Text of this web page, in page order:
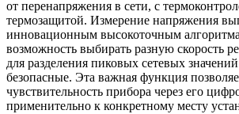
от перенапряжения в сети, с
термозащитой. Измерение напряжения
инновационным высокоточным
возможность выбирать разную скорость
для разделения пиковых сетевых
безопасные. Эта важная функция
чувствительность прибора через его
применительно к конкретному месту